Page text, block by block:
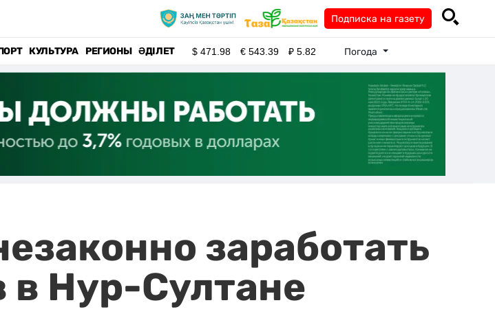
Подписка на газету
КУЛЬТУРА РЕГИОНЫ ӘДІЛЕТ $471.98 €543.39 ₽5.82 Погода
заработать
в Нур-Султане